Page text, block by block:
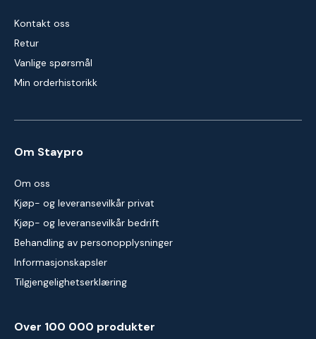
Kontakt oss
Retur
Vanlige spørsmål
Min orderhistorikk
Om Staypro
Om oss
Kjøp- og leveransevilkår privat
Kjøp- og leveransevilkår bedrift
Behandling av personopplysninger
Informasjonskapsler
Tilgjengelighetserklæring
Over 100 000 produkter